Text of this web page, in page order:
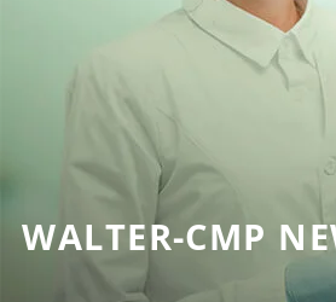
WALTER-CMP